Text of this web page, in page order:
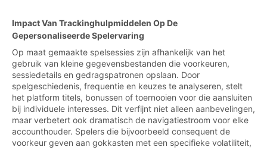
Impact Van Trackinghulpmiddelen Op De
Gepersonaliseerde Spelervaring
Op maat gemaakte spelsessies zijn afhankelijk van het
gebruik van kleine gegevensbestanden die voorkeuren,
sessiedetails en gedragspatronen opslaan. Door
spelgeschiedenis, frequentie en keuzes te analyseren, stelt
het platform titels, bonussen of toernooien voor die aansluiten
bij individuele interesses. Dit verfijnt niet alleen aanbevelingen,
maar verbetert ook dramatisch de navigatiestroom voor elke
accounthouder. Spelers die bijvoorbeeld consequent de
voorkeur geven aan gokkasten met een specifieke volatiliteit,